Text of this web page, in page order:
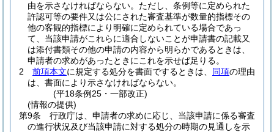
由を示さなければならない。 ただし、条例等に定められた
許認可等の要件又は公にされた審査基準が数量的指標その
他の客観的指標により明確に定められている場合であっ
て、当該申請がこれらに適合しないことが申請書の記載又
は添付書類その他の申請の内容から明らかであるときは、
申請者の求めがあったときにこれを示せば足りる。
2
前項本文に規定する処分を書面でするときは、 同項の理由
は、書面により示さなければならない。
(平18条例25・一部改正)
(情報の提供)
第9条
行政庁は、申請者の求めに応じ、当該申請に係る審査
の進行状況及び当該申請に対する処分の時期の見通しを示